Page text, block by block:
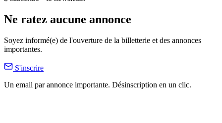
Ne ratez aucune annonce
Soyez informé(e) de l'ouverture de la billetterie et des annonces
importantes.
S'inscrire
Un email par annonce importante. Désinscription en un clic.